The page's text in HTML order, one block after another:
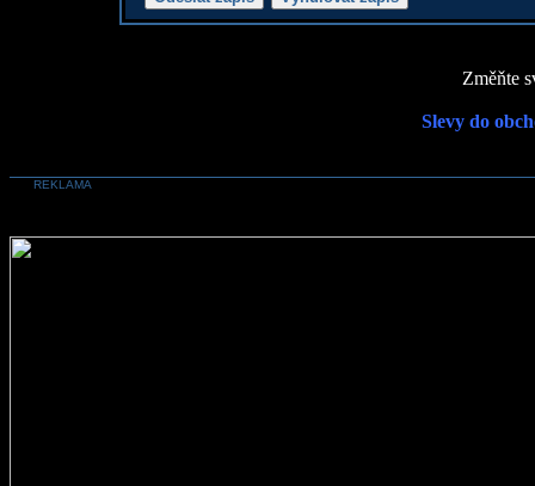
Změňte
Slevy do
REKLAMA